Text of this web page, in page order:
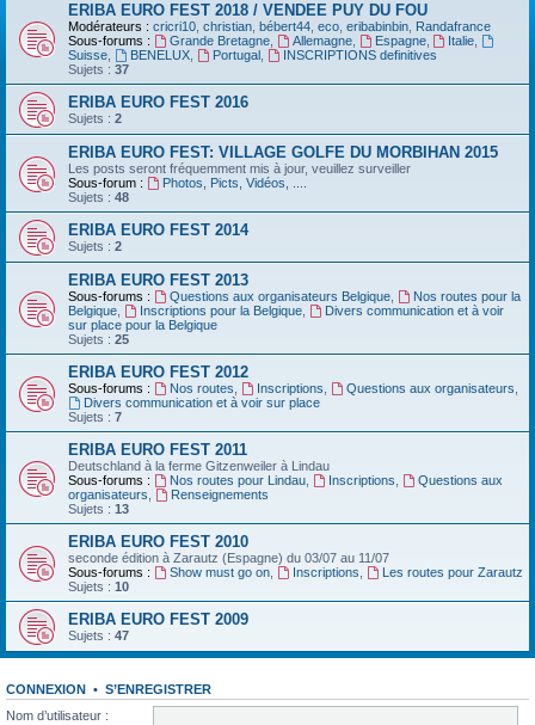
ERIBA EURO FEST 2018 / VENDEE PUY DU FOU
Modérateurs : cricri10 christian bébert44 eco eribabinbin Randafrance
Sous-forums :
Grande Bretagne, Allemagne, Espagne, Italie
Suisse
BENELUX, Portugal,
INSCRIPTIONS definitives
Sujets : 37
ERIBA EURO FEST 2016
Sujets : 2
ERIBA EURO FEST: VILLAGE GOLFE DU MORBIHAN 2015
Les posts seront fréquemment mis à jour, veuillez surveiller
Sous-forum :
Photos, Picts, Vidéos, ....
Sujets : 48
ERIBA EURO FEST 2014
Sujets : 2
ERIBA EURO FEST 2013
Sous-forums : Questions aux organisateurs Belgique,
Nos routes pour la
Belgique
Inscriptions pour la Belgique,
Divers communication et à voir
sur place pour la Belgique
Sujets : 25
ERIBA EURO FEST 2012
Sous-forums : Nos routes Inscriptions Questions aux organisateurs
Divers communication et à voir sur place
Sujets : 7
ERIBA EURO FEST 2011
Deutschland‏ à la ferme Gitzenweiler à Lindau
Sous-forums :
Nos routes pour Lindau, Inscriptions
Questions aux
organisateurs
Renseignements
Sujets : 13
ERIBA EURO FEST 2010
seconde édition à Zarautz (Espagne) du 03/07 au 11/07
Sous-forums :
Show must go on, Inscriptions
Les routes pour Zarautz
Sujets : 10
ERIBA EURO FEST 2009
Sujets : 47
CONNEXION • S’ENREGISTRER
Nom d’utilisateur :